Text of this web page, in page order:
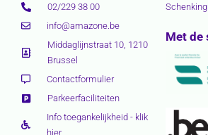
02/229 38 00
info@amazone.be
Middaglijnstraat 10, 1210
Brussel
Contactformulier
Parkeerfaciliteiten
Info toegankelijkheid - klik
hier
Schenking
Met de